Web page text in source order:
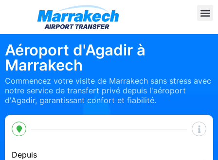
Aéroport d'Agadir à
Marrakech
Commencez votre visite de Marrakech sans stress avec
notre service de transfert privé depuis l'aéroport
d'Agadir, garantissant confort et fiabilité.
Depuis